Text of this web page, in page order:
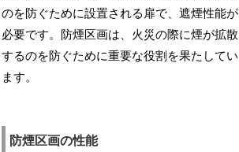
のを防ぐために設置される扉で、遮煙性能が
必要です。防煙区画は、火災の際に煙が拡散
するのを防ぐために重要な役割を果たしてい
ます。
防煙区画の性能